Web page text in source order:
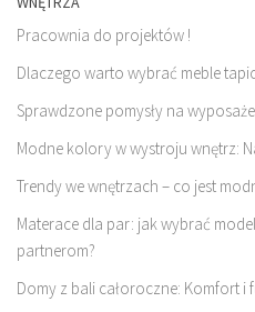
Pracownia do projektów !
Dlaczego warto wybrać meble
Sprawdzone pomysły na
Modne kolory w wystroju wnętrz:
Trendy we wnętrzach – co jest
Materace dla par: jak wybrać
partnerom?
Domy z bali całoroczne: Komfort